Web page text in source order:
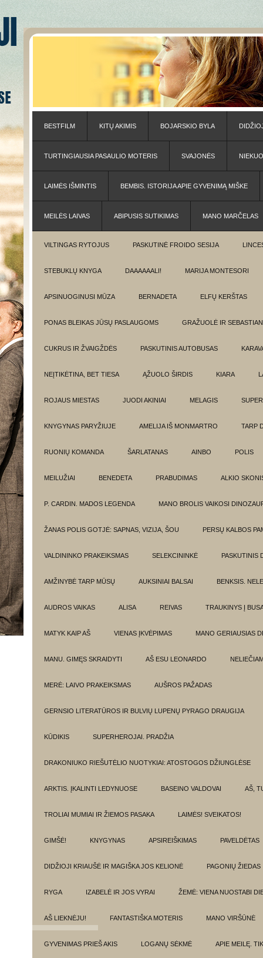
BESTFILM KITŲ AKIMIS BOJARSKIO BYLA
TURTINGIAUSIA PASAULIO MOTERIS SVAJONĖS
LAIMĖS IŠMINTIS BEMBIS. ISTORIJA APIE GYVENIMĄ MIŠKE
MEILĖS LAIVAS ABIPUSIS SUTIKIMAS MANO MARČELAS
VILTINGAS RYTOJUS PASKUTINĖ FROIDO SESIJA
STEBUKLŲ KNYGA DAAAAAALI! MARIJA MONTESORI
APSINUOGINUSI MŪZA BERNADETA ELFŲ KERŠTAS
PONAS BLEIKAS JŪSŲ PASLAUGOMS GRAŽUOLĖ IR
CUKRUS IR ŽVAIGŽDĖS PASKUTINIS AUTOBUSAS
NEĮTIKĖTINA, BET TIESA ĄŽUOLO ŠIRDIS KIARA
ROJAUS MIESTAS JUODI AKINIAI MELAGIS
KNYGYNAS PARYŽIUJE AMELIJA IŠ MONMARTRO TARP
RUONIŲ KOMANDA ŠARLATANAS AINBO POLIS
MEILUŽIAI BENEDETA PRABUDIMAS ALKIO
P. CARDIN. MADOS LEGENDA MANO BROLIS VAIKOSI
ŽANAS POLIS GOTJĖ: SAPNAS, VIZIJA, ŠOU PERSŲ KALBOS
VALDININKO PRAKEIKSMAS SELEKCININKĖ PASKUTINIS
AMŽINYBĖ TARP MŪSŲ AUKSINIAI BALSAI BENKSIS.
AUDROS VAIKAS ALISA REIVAS TRAUKINYS Į
MATYK KAIP AŠ VIENAS ĮKVĖPIMAS MANO GERIAUSIAS
MANU. GIMĘS SKRAIDYTI AŠ ESU LEONARDO
MERĖ: LAIVO PRAKEIKSMAS AUŠROS PAŽADAS
GERNSIO LITERATŪROS IR BULVIŲ LUPENŲ PYRAGO DRAUGIJA
KŪDIKIS SUPERHEROJAI. PRADŽIA
DRAKONIUKO RIEŠUTĖLIO NUOTYKIAI: ATOSTOGOS DŽIUNGLĖSE
ARKTIS. ĮKALINTI LEDYNUOSE BASEINO VALDOVAI AŠ,
TROLIAI MUMIAI IR ŽIEMOS PASAKA LAIMĖS! SVEIKATOS!
GIMŠĖ! KNYGYNAS APSIREIŠKIMAS PAVELDĖTAS
DIDŽIOJI KRIAUŠĖ IR MAGIŠKA JOS KELIONĖ PAGONIŲ ŽIEDAS
RYGA IZABELĖ IR JOS VYRAI ŽEMĖ: VIENA NUOSTABI
AŠ LIEKNĖJU! FANTASTIŠKA MOTERIS MANO VIRŠŪNĖ
GYVENIMAS PRIEŠ AKIS LOGANŲ SĖKMĖ APIE MEILĘ.